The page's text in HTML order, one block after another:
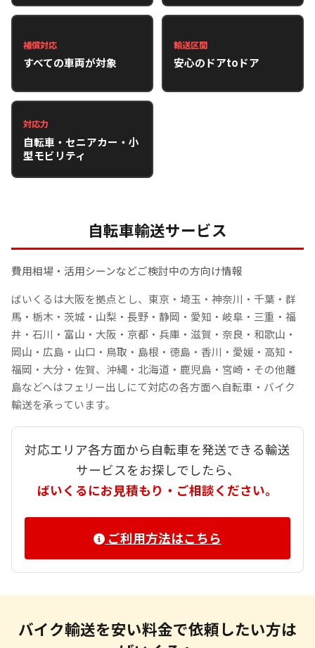
補償対応
すべての車両が対象
輸送区間
安心のドアtoドア
対応力
自転車・セニアカー・小
型モビリティ
自転車輸送サービス
費用相場・活用シーンなどご検討中の方向け情報
ばいくるは大阪を拠点とし、東京・埼玉・神奈川・千葉・群
馬・栃木・茨城・山梨・長野・静岡・愛知・岐阜・三重・福
井・石川・富山・大阪・京都・兵庫・滋賀・奈良・和歌山・
岡山・広島・山口・鳥取・島根・徳島・香川・愛媛・高知・
福岡・大分・佐賀、沖縄・北海道・鹿児島・宮崎・その他離
島などへはフェリー出しにて対応の各方面へ自転車・バイク
輸送を承っています。
対応エリア各方面から自転車を発送できる輸送
サービスをお探しでしたら、
ばいくるにお見積もり・ご相談ください。
ご利用方法はこちら
バイク輸送を安い料金で依頼したい方は